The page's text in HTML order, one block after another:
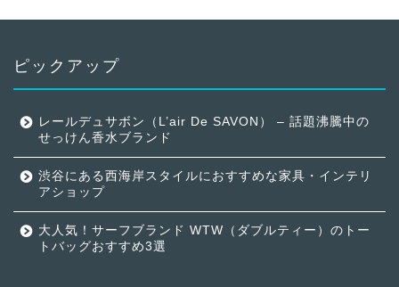
ピックアップ
レールデュサボン（L’air De SAVON） – 話題沸騰中の
せっけん香水ブランド
渋谷にある西海岸スタイルにおすすめな家具・インテリ
アショップ
大人気！サーフブランド WTW（ダブルティー）のトー
トバッグおすすめ3選